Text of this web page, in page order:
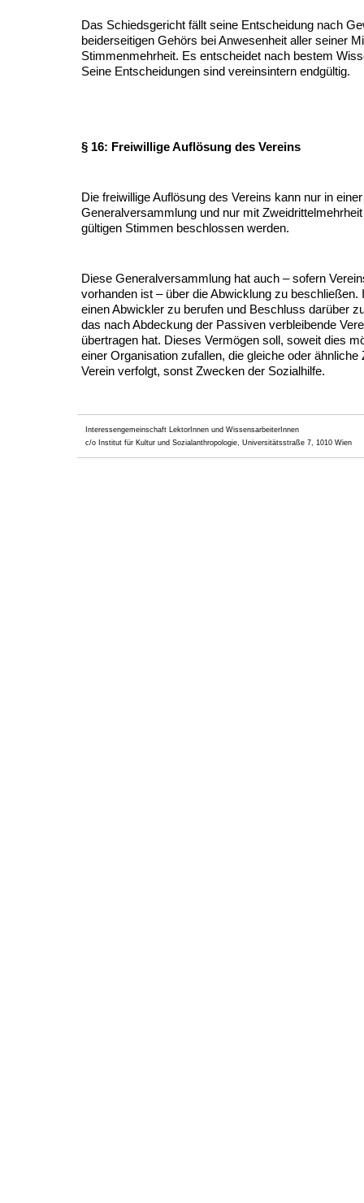
Das Schiedsgericht fällt seine Entscheidung nach
beiderseitigen Gehörs bei Anwesenheit aller seiner
Stimmenmehrheit. Es entscheidet nach bestem
Seine Entscheidungen sind vereinsintern endgültig.
§ 16: Freiwillige Auflösung des Vereins
Die freiwillige Auflösung des Vereins kann nur in einer
Generalversammlung und nur mit
gültigen Stimmen beschlossen werden.
Diese Generalversammlung hat auch – sofern
vorhanden ist – über die Abwicklung zu beschließen.
einen Abwickler zu berufen und Beschluss darüber
das nach Abdeckung der Passiven verbleibende
übertragen hat. Dieses Vermögen soll, soweit dies
einer Organisation zufallen, die gleiche oder
Verein verfolgt, sonst Zwecken der Sozialhilfe.
Interessengemeinschaft LektorInnen und WissensarbeiterInnen
c/o Institut für Kultur und Sozialanthropologie, Universitätsstraße 7, 1010 Wien